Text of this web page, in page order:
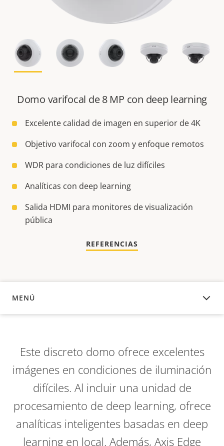
Domo varifocal de 8 MP con deep learning
Excelente calidad de imagen en superior de 4K
Objetivo varifocal con zoom y enfoque remotos
WDR para condiciones de luz difíciles
Analíticas con deep learning
Salida HDMI para monitores de visualización
pública
REFERENCIAS
MENÚ
DESCRIPCIÓN
Este discreto domo ofrece excelentes
imágenes en condiciones de iluminación
difíciles. Al incluir una unidad de
procesamiento de deep learning, ofrece
analíticas inteligentes basadas en deep
learning en local. Además, Axis Edge